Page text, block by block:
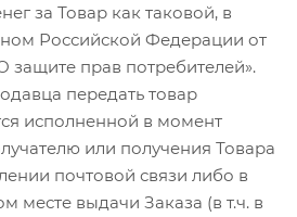
за Товар как таковой, в
Российской Федерации от
защите прав потребителей».
передать товар
исполненной в момент
или получения Товара
почтовой связи либо в
месте выдачи Заказа (в т.ч. в